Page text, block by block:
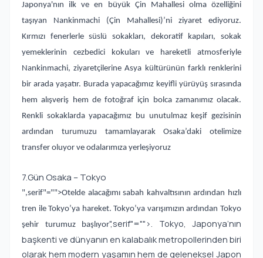
Japonya'nın ilk ve en büyük Çin Mahallesi olma özelliğini
taşıyan Nankinmachi (Çin Mahallesi)’ni ziyaret ediyoruz.
Kırmızı fenerlerle süslü sokakları, dekoratif kapıları, sokak
yemeklerinin cezbedici kokuları ve hareketli atmosferiyle
Nankinmachi, ziyaretçilerine Asya kültürünün farklı renklerini
bir arada yaşatır. Burada yapacağımız keyifli yürüyüş sırasında
hem alışveriş hem de fotoğraf için bolca zamanımız olacak.
Renkli sokaklarda yapacağımız bu unutulmaz keşif gezisinin
ardından turumuzu tamamlayarak Osaka’daki otelimize
transfer oluyor ve odalarımıza yerleşiyoruz
7.Gün Osaka – Tokyo
",serif"="">Otelde alacağımı sabah kahvaltısının ardından hızlı
tren ile Tokyo’ya hareket. Tokyo’ya varışımızın ardından Tokyo
şehir turumuz başlıyor",serif"="">. Tokyo, Japonya’nın
başkenti ve dünyanın en kalabalık metropollerinden biri
olarak hem modern yaşamın hem de geleneksel Japon